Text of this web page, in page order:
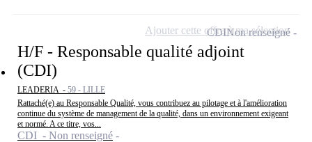
H/F - Responsable qualité adjoint
(CDI)
LEADERIA - 59 - LILLE
Rattaché(e) au Responsable Qualité, vous contribuez au pilotage et à l'amélioration
continue du système de management de la qualité, dans un environnement exigeant
et normé. A ce titre, vos...
CDI - Non renseigné
CDINon renseigné
Ajouter cette offre à ma sélection